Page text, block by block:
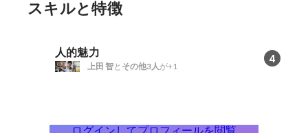
スキルと特徴
人的魅力 4
上田 智と その他3人が+1
ログインしてプロフィールを閲覧